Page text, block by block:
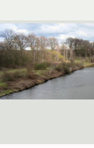
naar
de
inhoud
gaan